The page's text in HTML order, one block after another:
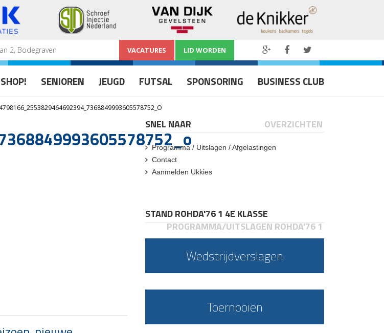
2, Bodegraven VACATURES LID WORDEN
SENIOREN JEUGD FUTSAL SPONSORING BUSINESS CLUB
SNEL NAAR OVERZICHTEN
Programma / Uitslagen / Afgelastingen
Contact
Aanmelden Ukkies
STAND ROHDA'76 1 4E KLASSE
PROGRAMMA/UITSLAGEN ROHDA'76 1
Wedstrijdverslagen
Toernooien